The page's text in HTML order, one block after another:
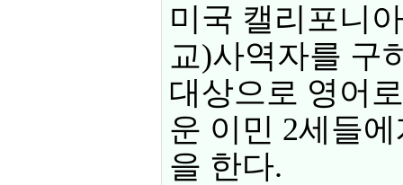
미국 캘리포니
교)사역자를 구
대상으로 영어
운 이민 2세들
을 한다.